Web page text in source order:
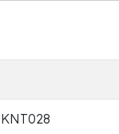
KNT028